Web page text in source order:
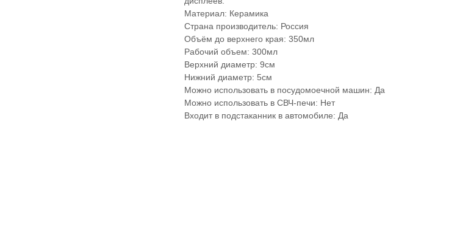
Материал: Керамика
Страна производитель: Россия
Объём до верхнего края: 350мл
Рабочий объем: 300мл
Верхний диаметр: 9см
Нижний диаметр: 5см
Можно использовать в посудомоечной машин: Да
Можно использовать в СВЧ-печи: Нет
Входит в подстаканник в автомобиле: Да